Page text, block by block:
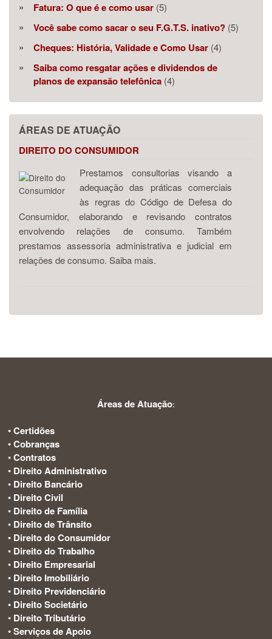
Fatura: O que é e como usar (5)
Você sabe como sacar o seu F.G.T.S. inativo? (5)
Cheques: História, Validade e Como Usar (4)
Saiba como resgatar ações e dividendos de
planos de expansão telefônica (4)
ÁREAS DE ATUAÇÃO
DIREITO DO CONSUMIDOR
Prestamos consultorias visando a
adequação das práticas comerciais
às regras do Código de Defesa do
Consumidor, elaborando e revisando contratos
envolvendo relações de consumo. Também
prestamos assessoria administrativa e judicial em
relações de consumo. Saiba mais.
Áreas de Atuação:
•Certidões
•Cobranças
•Contratos
• Direito Administrativo
• Direito Bancário
• Direito Civil
• Direito de Família
• Direito de Trânsito
• Direito do Consumidor
• Direito do Trabalho
• Direito Empresarial
• Direito Imobiliário
• Direito Previdenciário
• Direito Societário
• Direito Tributário
•Serviços de Apoio